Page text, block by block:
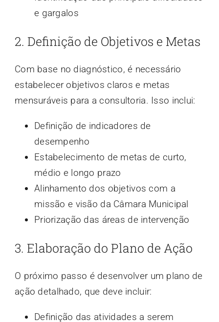
e gargalos
2. Definição de Objetivos e Metas
Com base no diagnóstico, é necessário
estabelecer objetivos claros e metas
mensuráveis para a consultoria. Isso inclui:
Definição de indicadores de
desempenho
Estabelecimento de metas de curto,
médio e longo prazo
Alinhamento dos objetivos com a
missão e visão da Câmara Municipal
Priorização das áreas de intervenção
3. Elaboração do Plano de Ação
O próximo passo é desenvolver um plano de
ação detalhado, que deve incluir:
Definição das atividades a serem